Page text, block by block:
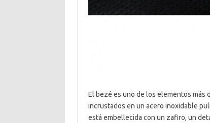
El bezé es uno de los elementos más
incrustados en un acero inoxidable
está embellecida con un zafiro, un